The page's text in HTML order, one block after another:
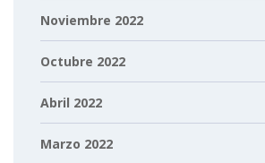
Noviembre 2022
Octubre 2022
Abril 2022
Marzo 2022